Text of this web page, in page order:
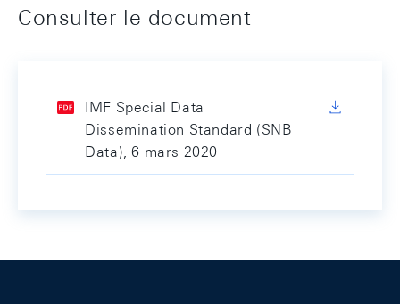
Consulter le document
IMF Special Data
Dissemination Standard (SNB
Data), 6 mars 2020